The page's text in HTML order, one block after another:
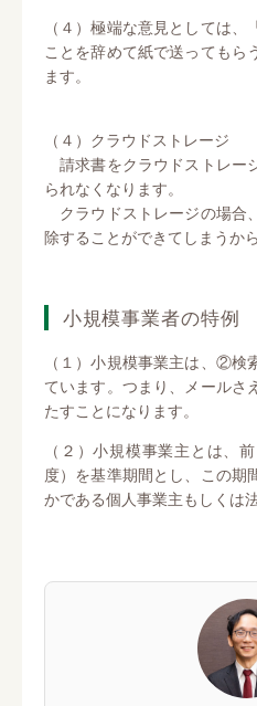
（４）極端な意見としては
ことを辞めて紙で送ってもら
ます。
（４）クラウドストレージ
請求書をクラウドストレー
られなくなります。
クラウドストレージの場合
除することができてしまうから
小規模事業者の特例
（１）小規模事業主は、②検
ています。つまり、メールさ
たすことになります。
（２）小規模事業主とは、
度）を基準期間とし、この期
かである個人事業主もしくは